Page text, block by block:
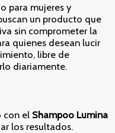
para mujeres y
un producto que
sin comprometer la
quienes desean lucir
libre de
diariamente.
con el Shampoo Lumina
los resultados.